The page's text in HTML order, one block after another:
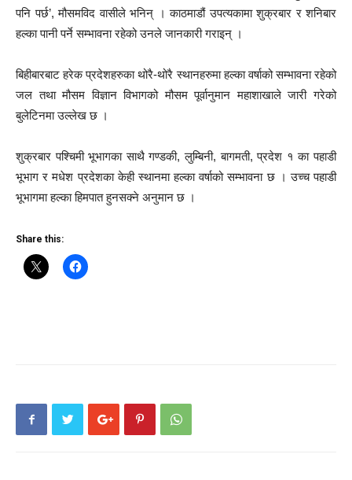
पनि पर्छ’, मौसमविद वासीले भनिन् । काठमाडौं उपत्यकामा शुक्रबार र शनिबार
हल्का पानी पर्ने सम्भावना रहेको उनले जानकारी गराइन् ।
बिहीबारबाट हरेक प्रदेशहरुका थोरै-थोरै स्थानहरुमा हल्का वर्षाको सम्भावना रहेको
जल तथा मौसम विज्ञान विभागको मौसम पूर्वानुमान महाशाखाले जारी गरेको
बुलेटिनमा उल्लेख छ ।
शुक्रबार पश्चिमी भूभागका साथै गण्डकी, लुम्बिनी, बागमती, प्रदेश १ का पहाडी
भूभाग र मधेश प्रदेशका केही स्थानमा हल्का वर्षाको सम्भावना छ । उच्च पहाडी
भूभागमा हल्का हिमपात हुनसक्ने अनुमान छ ।
Share this: